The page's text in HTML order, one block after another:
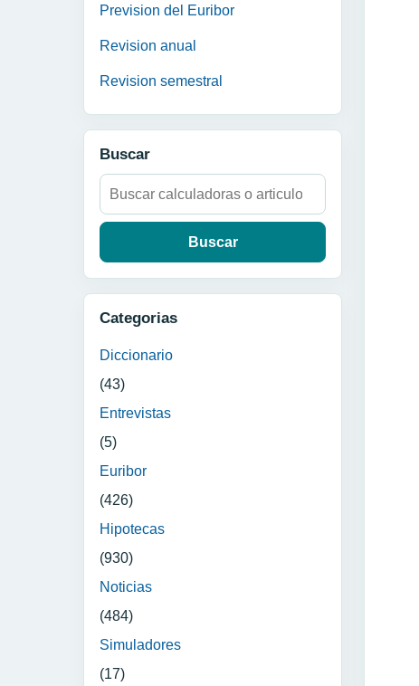
Prevision del Euribor
Revision anual
Revision semestral
Buscar
Buscar:
Categorias
Diccionario
(43)
Entrevistas
(5)
Euribor
(426)
Hipotecas
(930)
Noticias
(484)
Simuladores
(17)